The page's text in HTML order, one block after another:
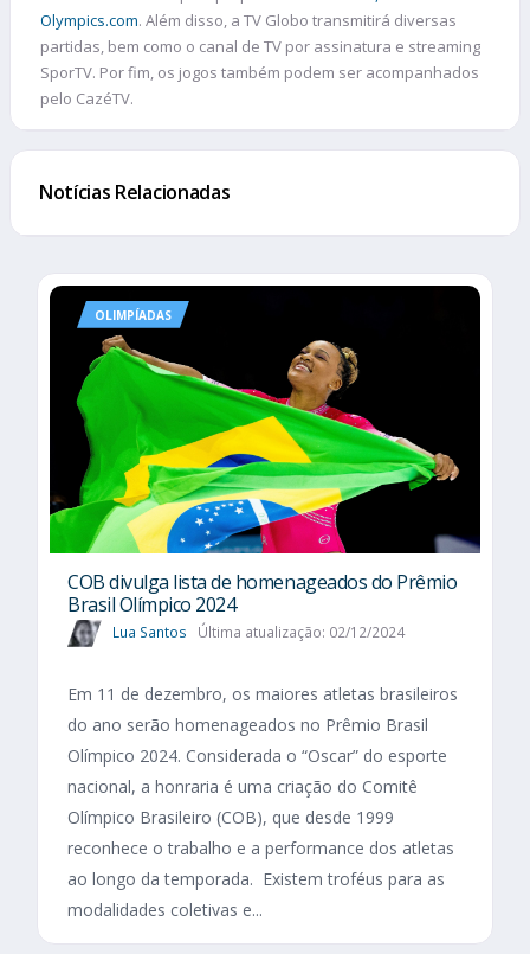
Olympics.com. Além disso, a TV Globo transmitirá diversas
partidas, bem como o canal de TV por assinatura e streaming
SporTV. Por fim, os jogos também podem ser acompanhados
pelo CazéTV.
Notícias Relacionadas
OLIMPÍADAS
COB divulga lista de homenageados do Prêmio
Brasil Olímpico 2024
Lua Santos Última atualização: 02/12/2024
Em 11 de dezembro, os maiores atletas brasileiros
do ano serão homenageados no Prêmio Brasil
Olímpico 2024. Considerada o “Oscar” do esporte
nacional, a honraria é uma criação do Comitê
Olímpico Brasileiro (COB), que desde 1999
reconhece o trabalho e a performance dos atletas
ao longo da temporada. Existem troféus para as
modalidades coletivas e...